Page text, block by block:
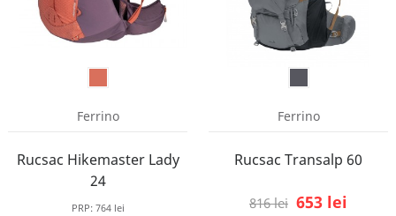
Ferrino
Rucsac Hikemaster Lady
24
PRP: 764 lei
Ferrino
Rucsac Transalp 60
816 lei 653 lei